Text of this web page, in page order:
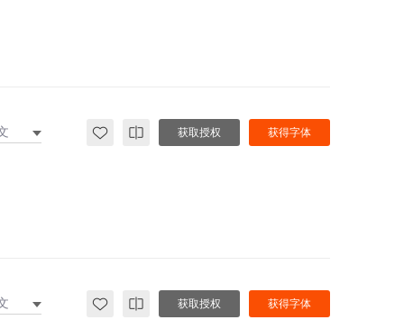
获得字体
获取授权
获得字体
获取授权